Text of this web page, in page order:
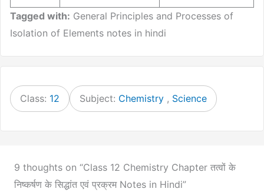
Tagged with: General Principles and Processes of
Isolation of Elements notes in hindi
Class: 12 Subject: Chemistry , Science
9 thoughts on “Class 12 Chemistry Chapter तत्वों के
निष्कर्षण के सिद्धांत एवं प्रक्रम Notes in Hindi”